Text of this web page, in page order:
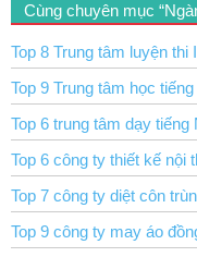
Cùng chuyên mục
Top 8 Trung tâm luyện
Top 9 Trung tâm học
Top 6 trung tâm dạy
Top 6 công ty thiết kế nội
Top 7 công ty diệt côn
Top 9 công ty may áo